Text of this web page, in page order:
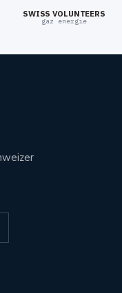
SWISS VOLUNTEERS
gaz energie